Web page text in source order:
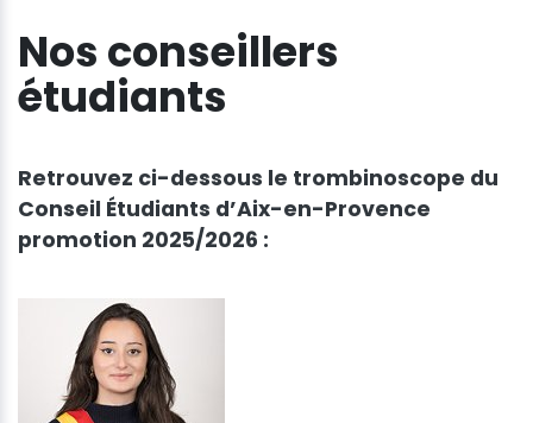
Nos conseillers
étudiants
Retrouvez ci-dessous le trombinoscope du
Conseil Étudiants d’Aix-en-Provence
promotion 2025/2026 :